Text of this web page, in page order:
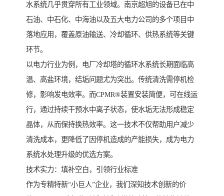
水系统几乎贯穿所有工业领域。南京超旭的设备已在中
石油、中石化、中海油以及五大电力公司的多个项目中
落地应用，覆盖原油输送、冷却循环、供热系统等关键
环节。
以电力行业为例，电厂冷却塔的循环水系统长期面临高
温、高盐环境，结垢问题尤为突出。传统清洗需停机检
修，影响发电效率。而CPMR®装置安装简便，可在线运
行，通过持续干预水中离子状态，使水垢无法形成稳定
晶体，从而保持换热效率。这一技术不仅帮助用户减少
清洗成本，更降低了因停机造成的产能损失，成为电力
系统水处理升级的优选方案。
技术实力：填补空白，引领行业标准
作为专精特新“小巨人”企业，我们深知技术创新的价